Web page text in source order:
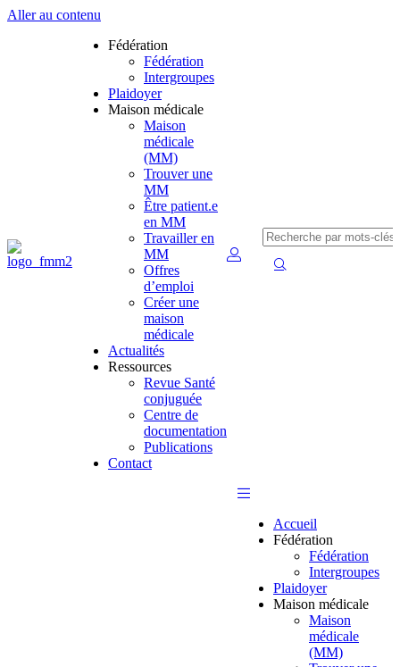
Aller au contenu
Fédération
Fédération
Intergroupes
Plaidoyer
Maison médicale
Maison
médicale
(MM)
Trouver une
MM
Être patient.e
en MM
Travailler en
MM
Offres
d’emploi
Créer une
maison
médicale
Actualités
Ressources
Revue Santé
conjuguée
Centre de
documentation
Publications
Contact
Accueil
Fédération
Fédération
Intergroupes
Plaidoyer
Maison médicale
Maison
médicale
(MM)